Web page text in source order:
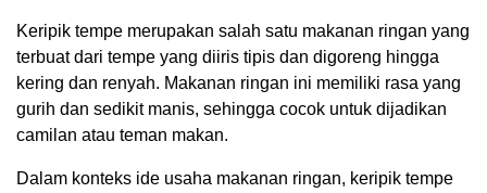
Keripik tempe merupakan salah satu makanan ringan yang
terbuat dari tempe yang diiris tipis dan digoreng hingga
kering dan renyah. Makanan ringan ini memiliki rasa yang
gurih dan sedikit manis, sehingga cocok untuk dijadikan
camilan atau teman makan.
Dalam konteks ide usaha makanan ringan, keripik tempe